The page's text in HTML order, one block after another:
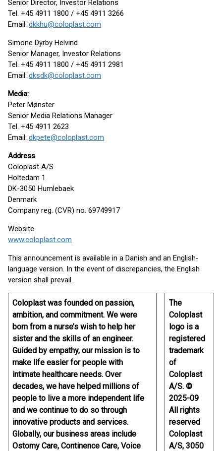
Senior Director, Investor Relations
Tel. +45 4911 1800 / +45 4911 3266
Email: dkkhu@coloplast.com
Simone Dyrby Helvind
Senior Manager, Investor Relations
Tel. +45 4911 1800 / +45 4911 2981
Email: dksdk@coloplast.com
Media:
Peter Mønster
Senior Media Relations Manager
Tel. +45 4911 2623
Email: dkpete@coloplast.com
Address
Coloplast A/S
Holtedam 1
DK-3050 Humlebaek
Denmark
Company reg. (CVR) no. 69749917
Website
www.coloplast.com
This announcement is available in a Danish and an English-
language version. In the event of discrepancies, the English
version shall prevail.
Coloplast was founded on passion,
ambition, and commitment. We were
born from a nurse’s wish to help her
sister and the skills of an engineer.
Guided by empathy, our mission is to
make life easier for people with
intimate healthcare needs. Over
decades, we have helped millions of
people to live a more independent life
and we continue to do so through
innovative products and services.
Globally, our business areas include
Ostomy Care, Continence Care, Voice
The
Coloplast
logo is a
registered
trademark
of
Coloplast
A/S. ©
2025-09
All rights
reserved
Coloplast
A/S, 3050